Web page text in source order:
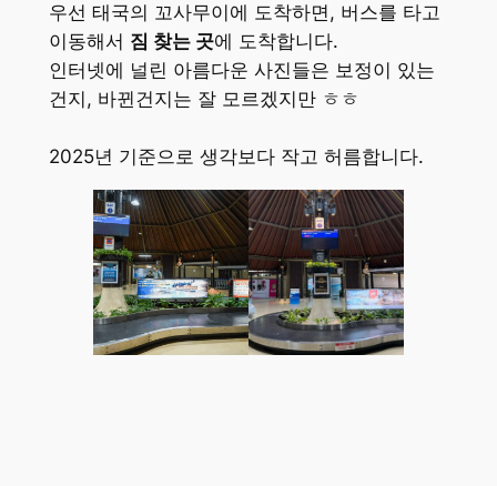
우선 태국의 꼬사무이에 도착하면, 버스를 타고
이동해서 짐 찾는 곳에 도착합니다.
인터넷에 널린 아름다운 사진들은 보정이 있는
건지, 바뀐건지는 잘 모르겠지만 ㅎㅎ
2025년 기준으로 생각보다 작고 허름합니다.